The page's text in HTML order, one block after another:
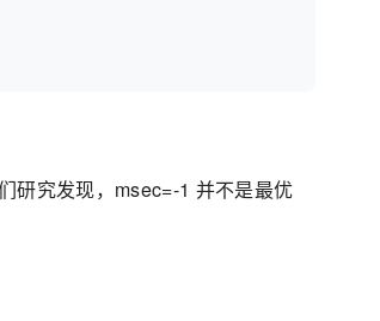
研究发现，msec=-1 并不是最优